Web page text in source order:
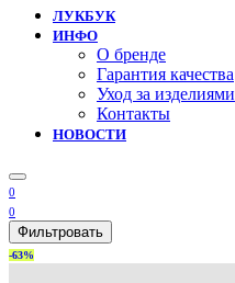
ЛУКБУК
ИНФО
О бренде
Гарантия качества
Уход за изделиями
Контакты
НОВОСТИ
0
0
Фильтровать
-63%